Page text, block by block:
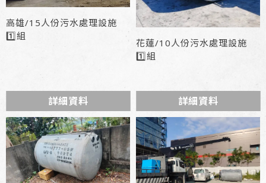
高雄/15人份污水處理設施
1️⃣組
詳細資料
花蓮/10人份污水處理設施
1️⃣組
詳細資料